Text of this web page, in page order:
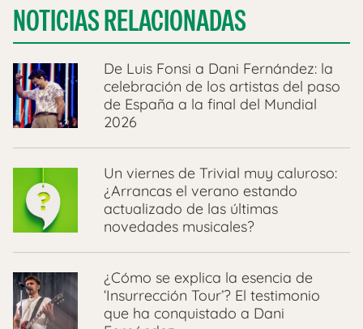
NOTICIAS RELACIONADAS
De Luis Fonsi a Dani Fernández: la
celebración de los artistas del paso
de España a la final del Mundial
2026
Un viernes de Trivial muy caluroso:
¿Arrancas el verano estando
actualizado de las últimas
novedades musicales?
¿Cómo se explica la esencia de
‘Insurrección Tour’? El testimonio
que ha conquistado a Dani